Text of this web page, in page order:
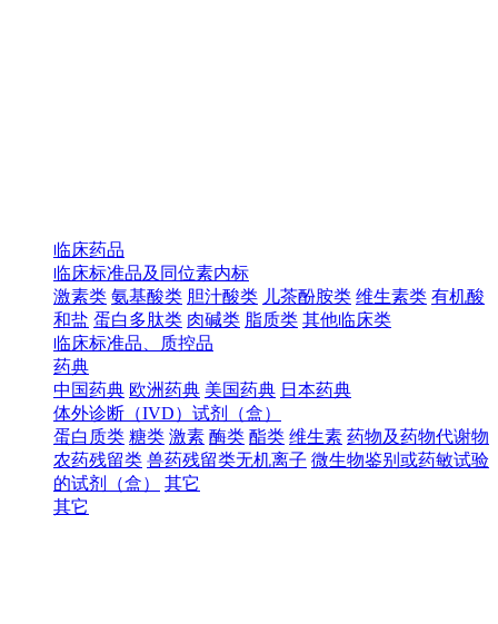
临床药品
临床标准品及同位素内标
激素类 氨基酸类 胆汁酸类 儿茶酚胺类 维生素类 有机酸
和盐 蛋白多肽类 肉碱类 脂质类 其他临床类
临床标准品、质控品
药典
中国药典 欧洲药典 美国药典 日本药典
体外诊断（IVD）试剂（盒）
蛋白质类 糖类 激素 酶类 酯类 维生素 药物及药物代谢物
农药残留类 兽药残留类无机离子 微生物鉴别或药敏试验
的试剂（盒）
其它
其它